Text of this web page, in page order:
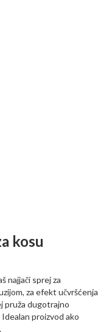
kosu
najjači sprej za
za efekt učvršćenja
pruža dugotrajno
proizvod ako